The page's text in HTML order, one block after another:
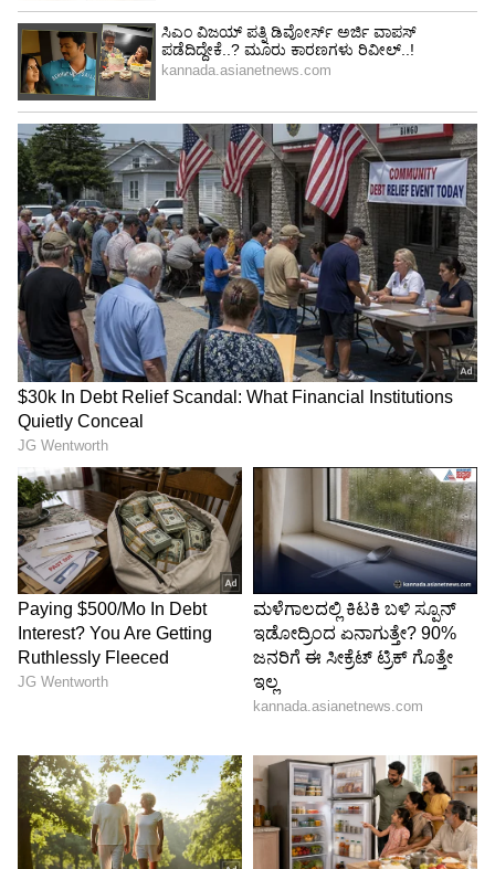
4
4
Image Credit :Our Own
ವಿಜಯ್ ಆ ಹಂತಕ್ಕೆ ಹೋಗಲ್ಲ ಎಂಬುವುದು ನಮ್ಮ
ನಂಬಿಕೆ!
'ಜನರು ಎಐಎಡಿಎಂಕೆ ಮತ್ತು ಡಿಎಂಕೆ ವಿರುದ್ಧ ಮತ
ಹಾಕಿದ್ದಾರೆ. ಹೀಗಿರುವಾಗ ಎಐಎಡಿಎಂಕೆಯನ್ನು ಸಂಪುಟಕ್ಕೆ
ಸೇರಿಸಿಕೊಳ್ಳುವುದು ಜನರ ತೀರ್ಪಿಗೆ ವಿರುದ್ಧ. ಉತ್ತಮ
ಆಡಳಿತ ನೀಡುತ್ತೇನೆ ಎಂಬ ಮಾತಿಗೆ ಇದು ವಿರುದ್ಧವಾಗಿ
ಬಿಡುತ್ತದೆ. ಮತ್ತೊಂದು ಚುನಾವಣೆಯನ್ನು ಎದುರಿಸಬಾರದು
ಮತ್ತು ಹಿಂಬಾಗಿಲಿನಿಂದ ಬಿಜೆಪಿ ರಾಜ್ಯಪಾಲರ ಆಡಳಿತವನ್ನು
ತರಬಾರದು ಎಂಬ ಕಾರಣಕ್ಕಾಗಿಯೇ ನಾವು ಟಿವಿಕೆಗೆ ಬೆಂಬಲ
ನೀಡಿದ್ದೇವೆ. ಅವರು ಅಂತಹ ಹಂತಕ್ಕೆ ಹೋಗುವುದಿಲ್ಲ ಎಂದು
ನಾನು ನಂಬುತ್ತೇನೆ' ಎಂದು ಅವರು ಹೇಳಿದ್ದಾರೆ.
ಇದನ್ನೂ ಓದಿ:
Rambha Viral Post: ತಮಿಳುನಾಡಿನ
ಮಾಡಿರೋ ಪೋಸ್ಟ್ ಏನ್ ಗೊತ್ತಾ?
LATEST VIDEOS